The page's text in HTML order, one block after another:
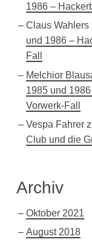
1986 –
Claus Wahlers
und 1986 –
Fall
Melchior
1985 und
Vorwerk-Fall
Vespa Fahrer
Club und die
Archiv
Oktober 2021
August 2018